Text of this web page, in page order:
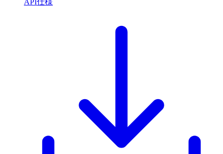
API仕様